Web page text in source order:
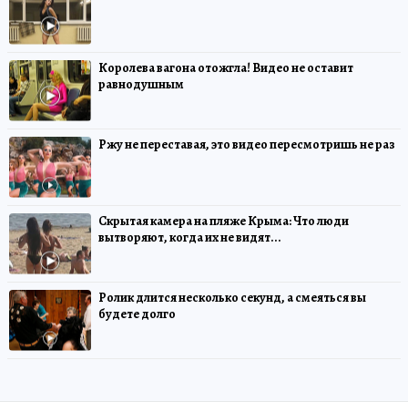
Королева вагона отожгла! Видео не оставит
равнодушным
Ржу не переставая, это видео пересмотришь не раз
Скрытая камера на пляже Крыма: Что люди
вытворяют, когда их не видят...
Ролик длится несколько секунд, а смеяться вы
будете долго